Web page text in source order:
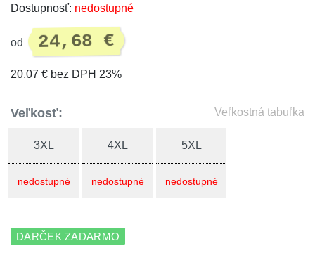
Dostupnosť: nedostupné
od 24,68 €
20,07 € bez DPH 23%
Veľkosť: Veľkostná tabuľka
3XL
nedostupné
4XL
nedostupné
5XL
nedostupné
DARČEK ZADARMO